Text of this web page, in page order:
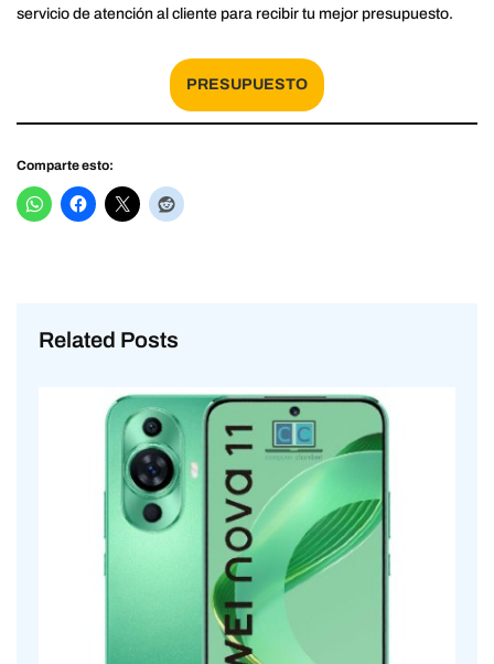
servicio de atención al cliente para recibir tu mejor presupuesto.
PRESUPUESTO
Comparte esto:
Related Posts